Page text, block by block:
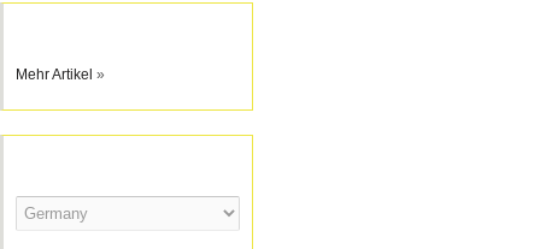
Mehr Artikel »